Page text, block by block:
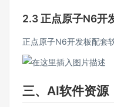
2.3 正点原子N6开
正点原子N6开发板配套
三、AI软件资源